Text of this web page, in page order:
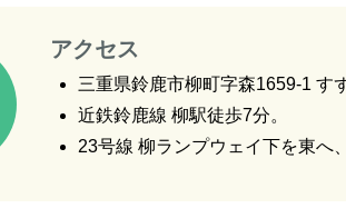
アクセス
三重県鈴鹿市柳町字森1659-1 す
近鉄鈴鹿線 柳駅徒歩7分。
23号線 柳ランプウェイ下を東へ